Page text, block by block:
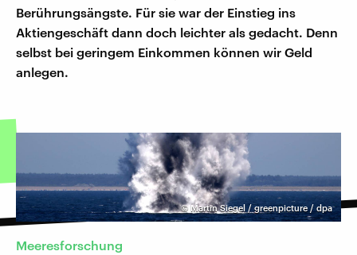
Berührungsängste. Für sie war der Einstieg ins
Aktiengeschäft dann doch leichter als gedacht. Denn
selbst bei geringem Einkommen können wir Geld
anlegen.
©Martin Siegel / greenpicture / dpa
Meeresforschung